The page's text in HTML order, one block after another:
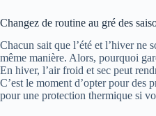
Changez de routine au gré des
Chacun sait que l’été et l’hiver ne
même manière. Alors, pourquoi
En hiver, l’air froid et sec peut
C’est le moment d’opter pour des
pour une protection thermique si